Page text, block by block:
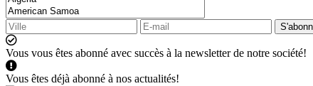
Vous vous êtes abonné avec succès à la newsletter de notre société!
Vous êtes déjà abonné à nos actualités!